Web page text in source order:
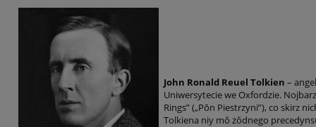
John Ronald Reuel Tolkien –
Uniwersytecie we Oxfordzie.
Rings” („Pōn Piestrzyni”), co skirz
Tolkiena niy mŏ żŏdnego